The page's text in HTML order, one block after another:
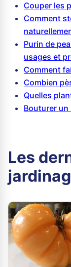
Couper les
Comment
Purin de
usages et
Comment
Combien
Quelles
Bouturer un
Les